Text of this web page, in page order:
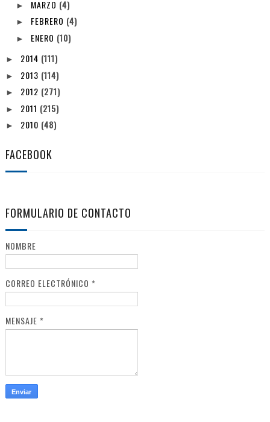
► MARZO (4)
► FEBRERO (4)
► ENERO (10)
► 2014 (111)
► 2013 (114)
► 2012 (271)
► 2011 (215)
► 2010 (48)
FACEBOOK
FORMULARIO DE CONTACTO
NOMBRE
CORREO ELECTRÓNICO *
MENSAJE *